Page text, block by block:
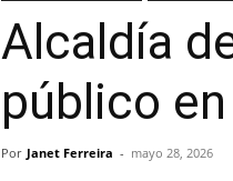
Alcaldía
público
Por Janet Ferreira - mayo 28, 2026